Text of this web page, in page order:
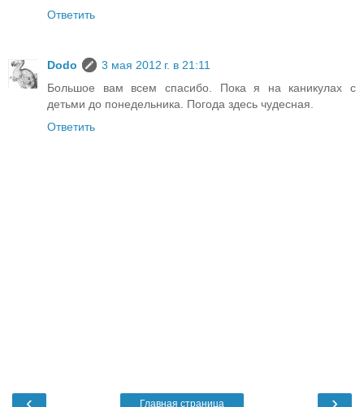
Ответить
Dodo
3 мая 2012 г. в 21:11
Большое вам всем спасибо. Пока я на каникулах с
детьми до понедельника. Погода здесь чудесная.
Ответить
‹ ›
Главная страница